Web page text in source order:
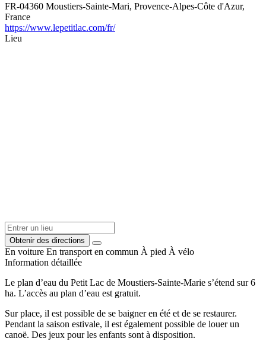
FR-04360 Moustiers-Sainte-Mari, Provence-Alpes-Côte d'Azur,
France
https://www.lepetitlac.com/fr/
Lieu
Obtenir des directions
En voiture En transport en commun À pied À vélo
Information détaillée
Le plan d’eau du Petit Lac de Moustiers-Sainte-Marie s’étend sur 6
ha. L’accès au plan d’eau est gratuit.
Sur place, il est possible de se baigner en été et de se restaurer.
Pendant la saison estivale, il est également possible de louer un
canoë. Des jeux pour les enfants sont à disposition.